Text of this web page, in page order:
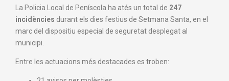
La Policia Local de Peníscola ha atés un total de 247
incidències durant els dies festius de Setmana Santa, en el
marc del dispositiu especial de seguretat desplegat al
municipi.
Entre les actuacions més destacades es troben: